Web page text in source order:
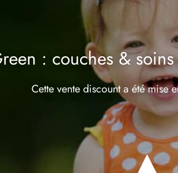
: couches &
Cette vente discount a été mise